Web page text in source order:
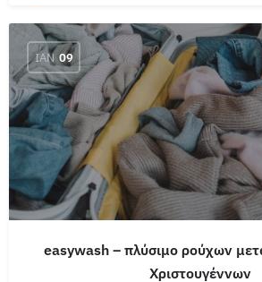
ΙΑΝ 09
easywash – πλύσιμο ρούχων
Χριστουγέννων